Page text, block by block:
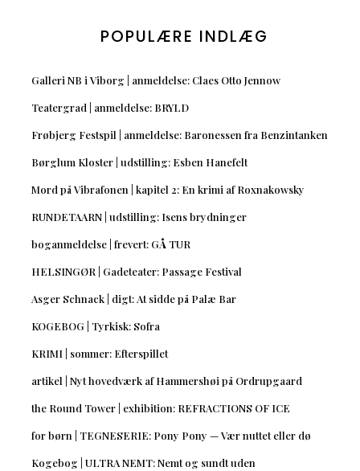
POPULÆRE INDLÆG
Galleri NB i Viborg | anmeldelse: Claes Otto Jennow
Teatergrad | anmeldelse: BRYLD
Frøbjerg Festspil | anmeldelse: Baronessen fra Benzintanken
Børglum Kloster | udstilling: Esben Hanefelt
Mord på Vibrafonen | kapitel 2: En krimi af Roxnakowsky
RUNDETAARN | udstilling: Isens brydninger
boganmeldelse | frevert: GÅ TUR
HELSINGØR | Gadeteater: Passage Festival
Asger Schnack | digt: At sidde på Palæ Bar
KOGEBOG | Tyrkisk: Sofra
KRIMI | sommer: Efterspillet
artikel | Nyt hovedværk af Hammershøi på Ordrupgaard
the Round Tower | exhibition: REFRACTIONS OF ICE
for børn | TEGNESERIE: Pony Pony — Vær nuttet eller dø
Kogebog | ULTRA NEMT: Nemt og sundt uden